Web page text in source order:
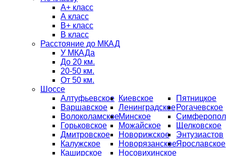
А+ класс
А класс
B+ класс
В класс
Расстояние до МКАД
У МКАДа
До 20 км.
20-50 км.
От 50 км.
Шоссе
Алтуфьевское
Варшавское
Волоколамское
Горьковское
Дмитровское
Калужское
Каширское
Киевское
Ленинградское
Минское
Можайское
Новорижское
Новорязанское
Носовихинское
Пятницкое
Рогачевское
Щелковское
Энтузиастов
Ярославское